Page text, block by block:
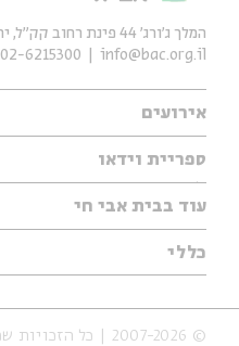
אירועים
עיון
אנגלית
נוער
סדרות
אירועי עבר
ספריית וידאו
ילדים
מוזיקה
עיון
מיוחדים
עוד בבית אבי חי
תערוכות
מיוחדים
כללי
אודות
הצהרת נגישות
המלך ג'ורג' 44 פינת רחוב קק״ל, ירושלים
info@bac.org.il
02-6215300
© 2007-2026 | כל הזכויות שמורות לבית אבי חי